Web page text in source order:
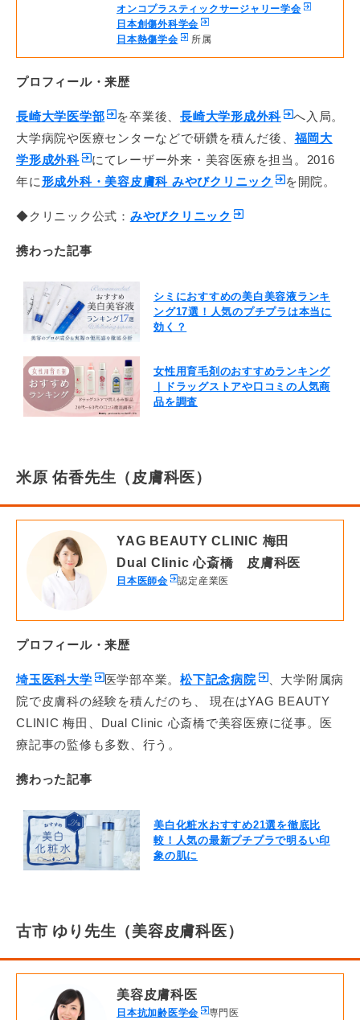
オンコプラスティックサージャリー学会
日本創傷外科学会
日本熱傷学会
所属
プロフィール・来歴
長崎大学医学部 を卒業後、 長崎大学形成外科
へ入局。
大学病院や医療センターなどで研鑽を積んだ後、 福岡大
学形成外科
にてレーザー外来・美容医療を担当。2016
年に形成外科・美容皮膚科 みやびクリニック を開院。
◆クリニック公式： ​​​みやびクリニック
携わった記事
シミにおすすめの美白美容液ランキ
ング17選！人気のプチプラは本当に
効く？
女性用育毛剤のおすすめランキング
｜ドラッグストアや口コミの人気商
品を調査
米原 佑香先生（皮膚科医）
YAG BEAUTY CLINIC 梅田
Dual Clinic 心斎橋 皮膚科医
日本医師会 認定産業医
プロフィール・来歴
埼玉医科大学 医学部卒業。 松下記念病院
、大学附属病
院で皮膚科の経験を積んだのち、 現在はYAG BEAUTY
CLINIC 梅田、Dual Clinic 心斎橋で美容医療に従事。医
療記事の監修も多数、行う。
携わった記事
美白化粧水おすすめ21選を徹底比
較！人気の最新プチプラで明るい印
象の肌に
古市 ゆり先生（美容皮膚科医）
美容皮膚科医
日本抗加齢医学会 専門医